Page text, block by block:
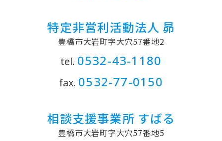
特定非営利活動法人 昴
豊橋市大岩町字大穴57番地2
tel. 0532-43-1180
fax. 0532-77-0150
相談支援事業所 すばる
豊橋市大岩町字大穴57番地5